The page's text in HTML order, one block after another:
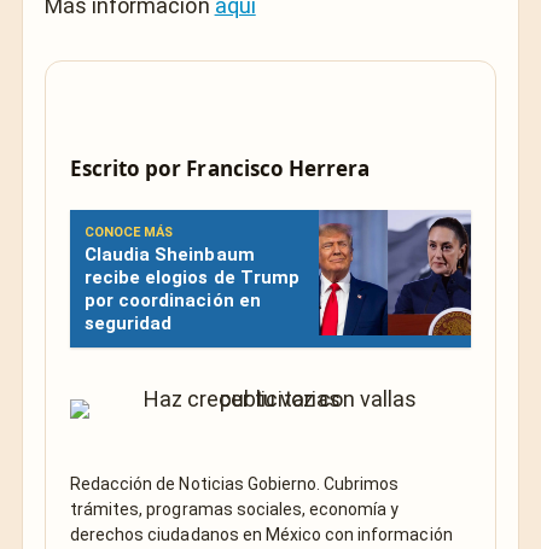
Más información aquí
Escrito por Francisco Herrera
CONOCE MÁS
Claudia Sheinbaum
recibe elogios de Trump
por coordinación en
seguridad
Redacción de Noticias Gobierno. Cubrimos
trámites, programas sociales, economía y
derechos ciudadanos en México con información